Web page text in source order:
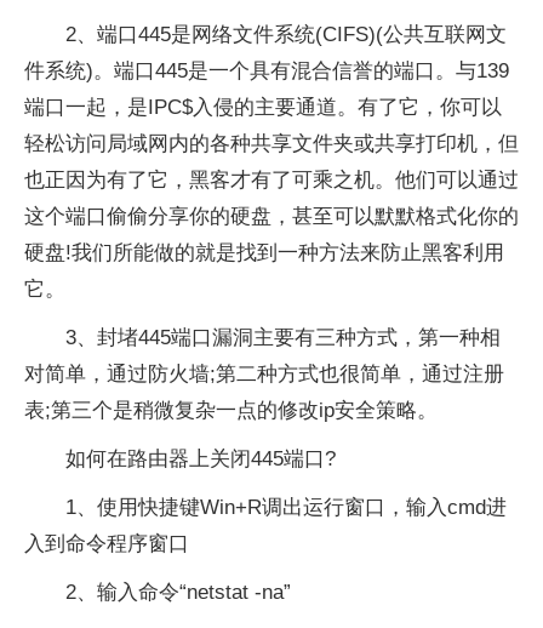
2、端口445是网络文件系统(CIFS)(公共互联网文
件系统)。端口445是一个具有混合信誉的端口。与139
端口一起，是IPC$入侵的主要通道。有了它，你可以
轻松访问局域网内的各种共享文件夹或共享打印机，但
也正因为有了它，黑客才有了可乘之机。他们可以通过
这个端口偷偷分享你的硬盘，甚至可以默默格式化你的
硬盘!我们所能做的就是找到一种方法来防止黑客利用
它。
3、封堵445端口漏洞主要有三种方式，第一种相
对简单，通过防火墙;第二种方式也很简单，通过注册
表;第三个是稍微复杂一点的修改ip安全策略。
如何在路由器上关闭445端口?
1、使用快捷键Win+R调出运行窗口，输入cmd进
入到命令程序窗口
2、输入命令“netstat -na”